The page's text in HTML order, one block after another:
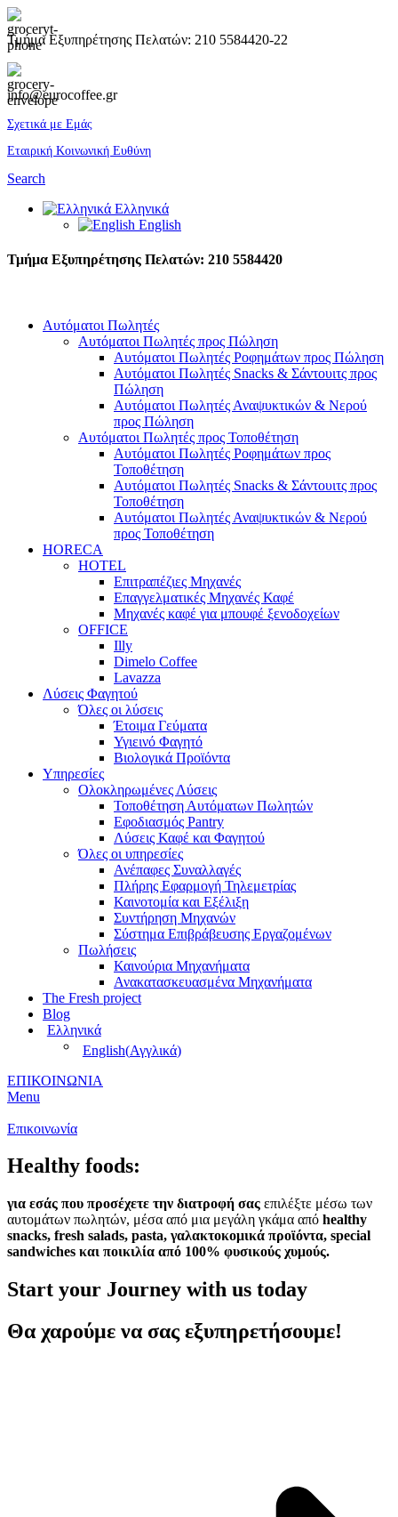
Τμήμα Εξυπηρέτησης Πελατών: 210 5584420-22
info@eurocoffee.gr
Σχετικά με Εμάς
Εταιρική Κοινωνική Ευθύνη
Search
Ελληνικά
English
Τμήμα Εξυπηρέτησης Πελατών: 210 5584420
Αυτόματοι Πωλητές
Αυτόματοι Πωλητές προς Πώληση
Αυτόματοι Πωλητές Ροφημάτων προς Πώληση
Αυτόματοι Πωλητές Snacks & Σάντουιτς προς
Πώληση
Αυτόματοι Πωλητές Αναψυκτικών & Νερού
προς Πώληση
Αυτόματοι Πωλητές προς Τοποθέτηση
Αυτόματοι Πωλητές Ροφημάτων προς
Τοποθέτηση
Αυτόματοι Πωλητές Snacks & Σάντουιτς προς
Τοποθέτηση
Αυτόματοι Πωλητές Αναψυκτικών & Νερού
προς Τοποθέτηση
HORECA
HOTEL
Επιτραπέζιες Μηχανές
Επαγγελματικές Μηχανές Καφέ
Μηχανές καφέ για μπουφέ ξενοδοχείων
OFFICE
Illy
Dimelo Coffee
Lavazza
Λύσεις Φαγητού
Όλες οι λύσεις
Έτοιμα Γεύματα
Υγιεινό Φαγητό
Βιολογικά Προϊόντα
Υπηρεσίες
Ολοκληρωμένες Λύσεις
Τοποθέτηση Αυτόματων Πωλητών
Εφοδιασμός Pantry
Λύσεις Καφέ και Φαγητού
Όλες οι υπηρεσίες
Ανέπαφες Συναλλαγές
Πλήρης Εφαρμογή Τηλεμετρίας
Καινοτομία και Εξέλιξη
Συντήρηση Μηχανών
Σύστημα Επιβράβευσης Εργαζομένων
Πωλήσεις
Καινούρια Μηχανήματα
Ανακατασκευασμένα Μηχανήματα
The Fresh project
Blog
Ελληνικά
English(Αγγλικά)
ΕΠΙΚΟΙΝΩΝΙΑ
Menu
Επικοινωνία
Healthy foods:
για εσάς που προσέχετε την διατροφή σας επιλέξτε μέσω των
αυτομάτων πωλητών, μέσα από μια μεγάλη γκάμα από healthy
snacks, fresh salads, pasta, γαλακτοκομικά προϊόντα, special
sandwiches και ποικιλία από 100% φυσικούς χυμούς.
Start your Journey with us today
Θα χαρούμε να σας εξυπηρετήσουμε!